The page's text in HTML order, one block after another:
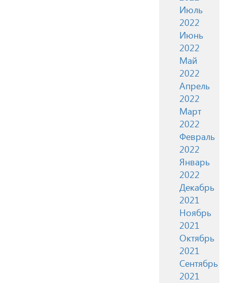
Июль
2022
Июнь
2022
Май
2022
Апрель
2022
Март
2022
Февраль
2022
Январь
2022
Декабрь
2021
Ноябрь
2021
Октябрь
2021
Сентябрь
2021